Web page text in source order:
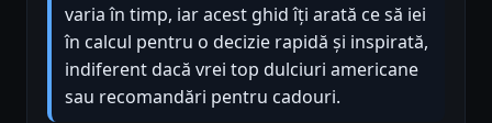
varia în timp, iar acest ghid îți arată ce să iei
în calcul pentru o decizie rapidă și inspirată,
indiferent dacă vrei top dulciuri americane
sau recomandări pentru cadouri.